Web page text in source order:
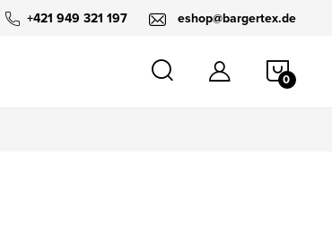
+421 949 321 197 eshop@bargertex.de